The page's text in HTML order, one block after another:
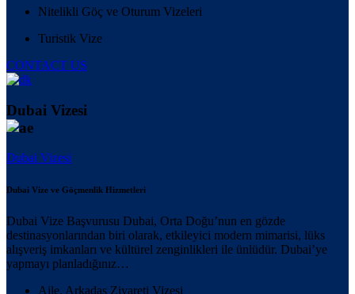
Nitelikli Göç ve Oturum Vizeleri
Turistik Vize
CONTACT US
Dubai Vizesi
Dubai Vizesi
Dubai Vize ve Göçmenlik Hizmetleri
Dubai Vize Başvurusu Dubai, Orta Doğu’nun en gözde
destinasyonlarından biri olarak, etkileyici modern mimarisi, lüks
alışveriş imkanları ve kültürel zenginlikleri ile ünlüdür. Dubai’ye
yapmayı planladığınız…
Aile, Arkadaş Ziyareti Vizesi